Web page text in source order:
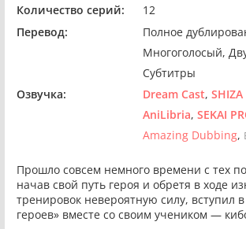
Количество серий:
12
Перевод:
Полное
Многоголосый
Субтитры
Озвучка:
Dream Cast
AniLibria SEKAI
Amazing Dubbing
Прошло совсем немного времени с тех
начав свой путь героя и обретя в ходе
тренировок невероятную силу, вступил
героев» вместе со своим учеником —